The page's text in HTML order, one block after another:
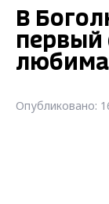
В
первый
Опубликовано: